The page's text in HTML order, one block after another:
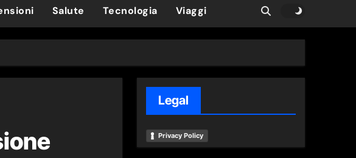
Salute Tecnologia Viaggi
Legal
Privacy Policy